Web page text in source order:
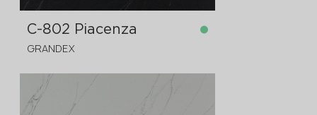
C-802 Piacenza
GRANDEX
3680x760x12 mm